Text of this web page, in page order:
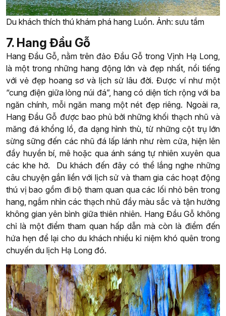
Du khách thích thú khám phá hang Luồn. Ảnh: sưu tầm
7. Hang Đầu Gỗ
Hang Đầu Gỗ, nằm trên đảo Đầu Gỗ trong Vịnh Hạ Long,
là một trong những hang động lớn và đẹp nhất, nổi tiếng
với vẻ đẹp hoang sơ và lịch sử lâu đời. Được ví như một
“cung điện giữa lòng núi đá”, hang có diện tích rộng với ba
ngăn chính, mỗi ngăn mang một nét đẹp riêng. Ngoài ra,
Hang Đầu Gỗ được bao phủ bởi những khối thạch nhũ và
măng đá khổng lồ, đa dạng hình thù, từ những cột trụ lớn
sừng sững đến các nhũ đá lấp lánh như rèm cửa, hiện lên
đầy huyền bí, mê hoặc qua ánh sáng tự nhiên xuyên qua
các khe hở. Du khách đến đây có thể lắng nghe những
câu chuyện gắn liền với lịch sử và tham gia các hoạt động
thú vị bao gồm đi bộ tham quan qua các lối nhỏ bên trong
hang, ngắm nhìn các thạch nhũ đầy màu sắc và tận hưởng
không gian yên bình giữa thiên nhiên. Hang Đầu Gỗ không
chỉ là một điểm tham quan hấp dẫn mà còn là điểm đến
hứa hẹn để lại cho du khách nhiều kỉ niệm khó quên trong
chuyến du lịch Hạ Long đó.